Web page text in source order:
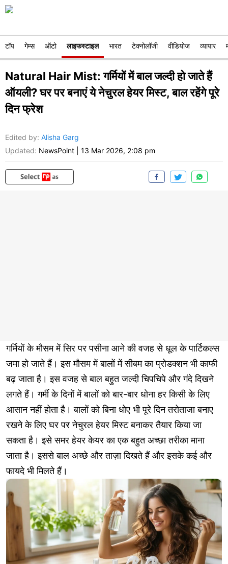
टॉप गेम्स ऑटो लाइफस्टाइल भारत टेक्नोलॉजी वीडियोज व्यापार
Natural Hair Mist: गर्मियों में बाल जल्दी हो जाते हैं
ऑयली? घर पर बनाएं ये नेचुरल हेयर मिस्ट, बाल रहेंगे पूरे
दिन फ्रेश
Edited by: Alisha Garg
Updated: NewsPoint 13 Mar 2026, 2:08 pm
गर्मियों के मौसम में सिर पर पसीना आने की वजह से धूल के पार्टिकल्स
जमा हो जाते हैं। इस मौसम में बालों में सीबम का प्रोडक्शन भी काफी
बढ़ जाता है। इस वजह से बाल बहुत जल्दी चिपचिपे और गंदे दिखने
लगते हैं। गर्मी के दिनों में बालों को बार-बार धोना हर किसी के लिए
आसान नहीं होता है। बालों को बिना धोए भी पूरे दिन तरोताजा बनाए
रखने के लिए घर पर नेचुरल हेयर मिस्ट बनाकर तैयार किया जा
सकता है। इसे समर हेयर केयर का एक बहुत अच्छा तरीका माना
जाता है। इससे बाल अच्छे और ताज़ा दिखते हैं और इसके कई और
फायदे भी मिलते हैं।